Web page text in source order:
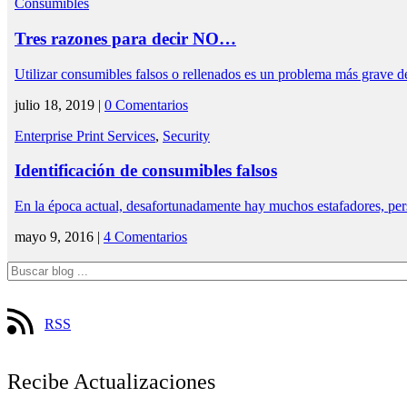
Consumibles
Tres razones para decir NO…
Utilizar consumibles falsos o rellenados es un problema más grave
julio 18, 2019 | 0 Comentarios
Enterprise Print Services, Security
Identificación de consumibles falsos
En la época actual, desafortunadamente hay muchos estafadores,
mayo 9, 2016 | 4 Comentarios
RSS
Recibe Actualizaciones